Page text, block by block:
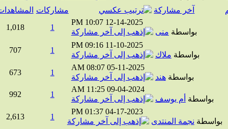
آخر مشاركة
مشاركات المشاهدات
12-14-2025
10:07 PM
بواسطةمنى
1,018
11-10-2025
09:16 PM
بواسطةملاك
707
05-11-2025
08:07 AM
بواسطةهند
673
09-04-2024
11:25 AM
بواسطةأم يوسف
992
04-17-2023
01:37 PM
نجمة المنتدى
2,613